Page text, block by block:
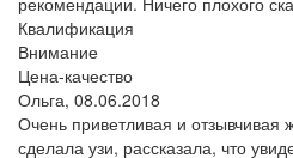
Квалификация
Внимание
Цена-качество
Ольга, 08.06.2018
Очень приветливая и
сделала узи, рассказала, что